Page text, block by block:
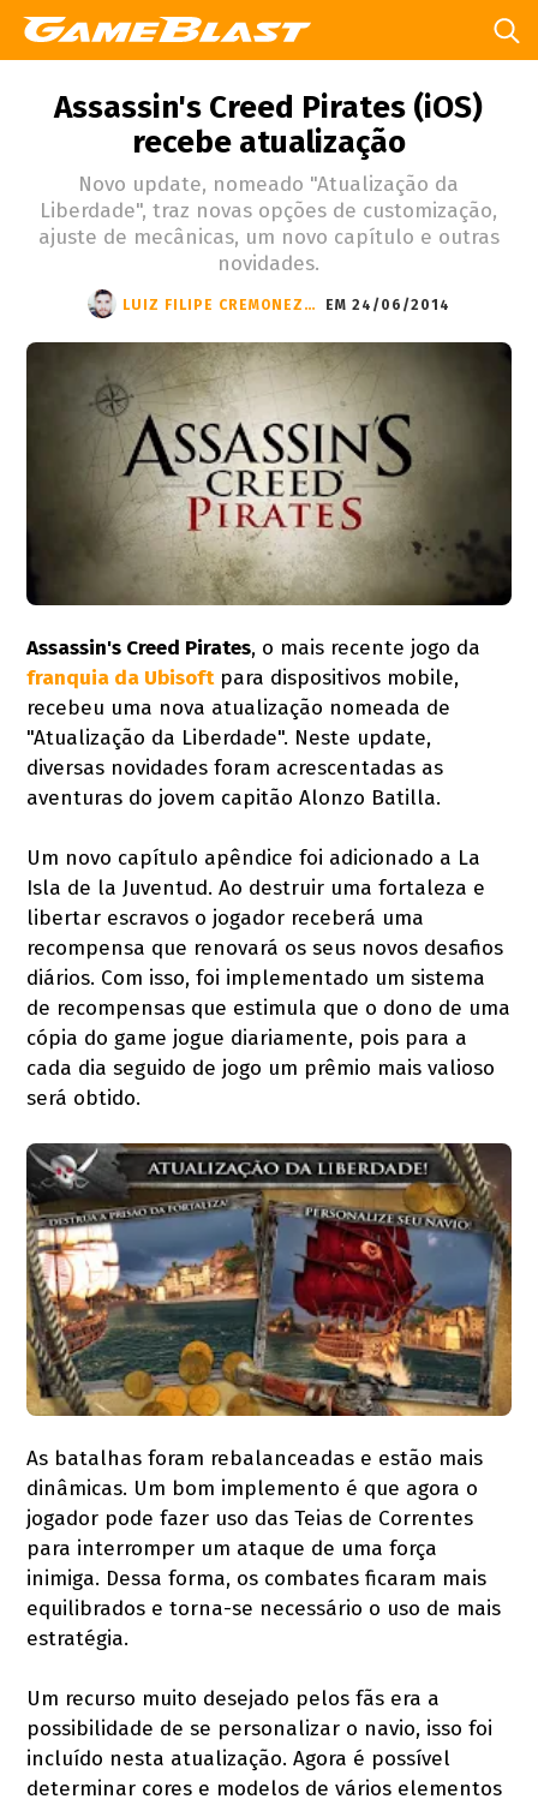
Assassin's Creed Pirates (iOS)
recebe atualização
Novo update, nomeado "Atualização da
Liberdade", traz novas opções de customização,
ajuste de mecânicas, um novo capítulo e outras
novidades.
LUIZ FILIPE CREMONEZI DO VALLE EM 24/06/2014
Assassin's Creed Pirates, o mais recente jogo da
franquia da Ubisoftpara dispositivos mobile,
recebeu uma nova atualização nomeada de
"Atualização da Liberdade". Neste update,
diversas novidades foram acrescentadas as
aventuras do jovem capitão Alonzo Batilla.
Um novo capítulo apêndice foi adicionado a La
Isla de la Juventud. Ao destruir uma fortaleza e
libertar escravos o jogador receberá uma
recompensa que renovará os seus novos desafios
diários. Com isso, foi implementado um sistema
de recompensas que estimula que o dono de uma
cópia do game jogue diariamente, pois para a
cada dia seguido de jogo um prêmio mais valioso
será obtido.
As batalhas foram rebalanceadas e estão mais
dinâmicas. Um bom implemento é que agora o
jogador pode fazer uso das Teias de Correntes
para interromper um ataque de uma força
inimiga. Dessa forma, os combates ficaram mais
equilibrados e torna-se necessário o uso de mais
estratégia.
Um recurso muito desejado pelos fãs era a
possibilidade de se personalizar o navio, isso foi
incluído nesta atualização. Agora é possível
determinar cores e modelos de vários elementos